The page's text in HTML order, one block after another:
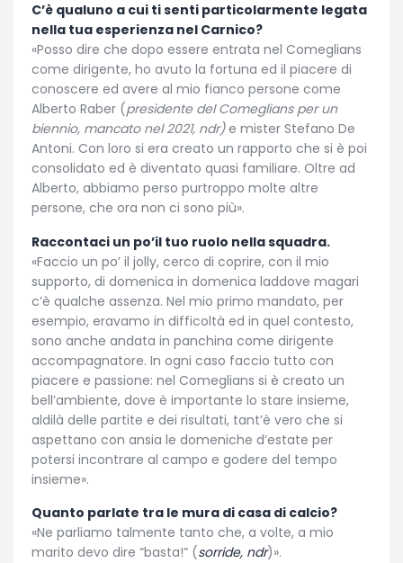
C’è qualuno a cui ti senti particolarmente legata
nella tua esperienza nel Carnico?
«Posso dire che dopo essere entrata nel Comeglians
come dirigente, ho avuto la fortuna ed il piacere di
conoscere ed avere al mio fianco persone come
Alberto Raber (presidente del Comeglians per un
biennio, mancato nel 2021, ndr)e mister Stefano De
Antoni. Con loro si era creato un rapporto che si è poi
consolidato ed è diventato quasi familiare. Oltre ad
Alberto, abbiamo perso purtroppo molte altre
persone, che ora non ci sono più».
Raccontaci un po’il tuo ruolo nella squadra.
«Faccio un po’ il jolly, cerco di coprire, con il mio
supporto, di domenica in domenica laddove magari
c’è qualche assenza. Nel mio primo mandato, per
esempio, eravamo in difficoltà ed in quel contesto,
sono anche andata in panchina come dirigente
accompagnatore. In ogni caso faccio tutto con
piacere e passione: nel Comeglians si è creato un
bell’ambiente, dove è importante lo stare insieme,
aldilà delle partite e dei risultati, tant’è vero che si
aspettano con ansia le domeniche d’estate per
potersi incontrare al campo e godere del tempo
insieme».
Quanto parlate tra le mura di casa di calcio?
«Ne parliamo talmente tanto che, a volte, a mio
marito devo dire “basta!” (sorride, ndr)».